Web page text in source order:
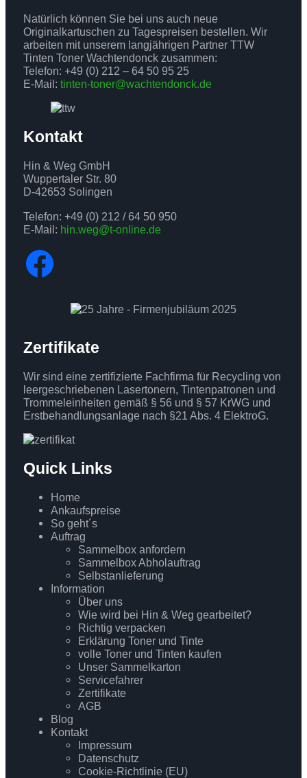
Natürlich können Sie bei uns auch neue
Originalkartuschen zu Tagespreisen bestellen. Wir
arbeiten mit unserem langjährigen Partner TTW
Tinten Toner Wachtendonck zusammen:
Telefon: +49 (0) 212 – 64 50 95 25
E-Mail: tinten-toner@wachtendonck.de
Kontakt
Hin & Weg GmbH
Wuppertaler Str. 80
D-42653 Solingen
Telefon: +49 (0) 212 / 64 50 950
E-Mail: hin.weg@t-online.de
Facebook
Zertifikate
Wir sind eine zertifizierte Fachfirma für Recycling von
leergeschriebenen Lasertonern, Tintenpatronen und
Trommeleinheiten gemäß § 56 und § 57 KrWG und
Erstbehandlungsanlage nach §21 Abs. 4 ElektroG.
Quick Links
Home
Ankaufspreise
So geht´s
Auftrag
Sammelbox anfordern
Sammelbox Abholauftrag
Selbstanlieferung
Information
Über uns
Wie wird bei Hin & Weg gearbeitet?
Richtig verpacken
Erklärung Toner und Tinte
volle Toner und Tinten kaufen
Unser Sammelkarton
Servicefahrer
Zertifikate
AGB
Blog
Kontakt
Impressum
Datenschutz
Cookie-Richtlinie (EU)